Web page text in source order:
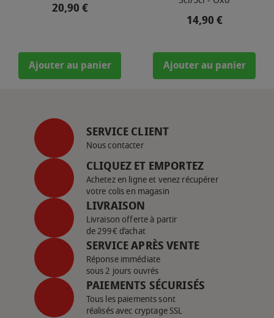
Prix
20,90 €
Ajouter au panier
Prix
14,90 €
Ajouter au panier
SERVICE CLIENT
Nous contacter
CLIQUEZ ET EMPORTEZ
Achetez en ligne et venez récupérer
votre colis en magasin
LIVRAISON
Livraison offerte à partir
de 299€ d’achat
SERVICE APRÈS VENTE
Réponse immédiate
sous 2 jours ouvrés
PAIEMENTS SÉCURISÉS
Tous les paiements sont
réalisés avec cryptage SSL